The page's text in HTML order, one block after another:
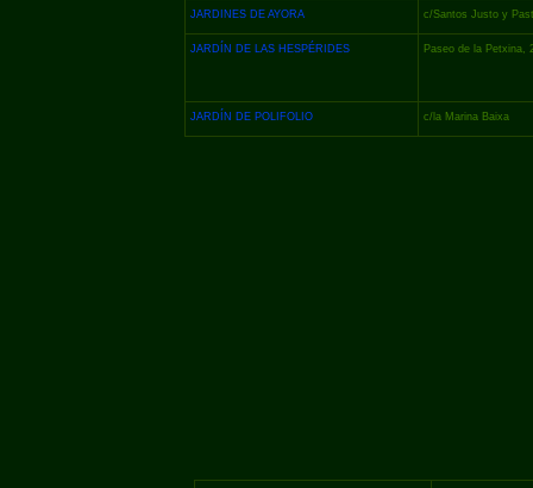
JARDINES DE AYORA c/Santos Justo y
JARDÍN DE LAS HESPÉRIDES Paseo de la Petxina,
JARDÍN DE POLIFOLIO c/la Marina Baixa